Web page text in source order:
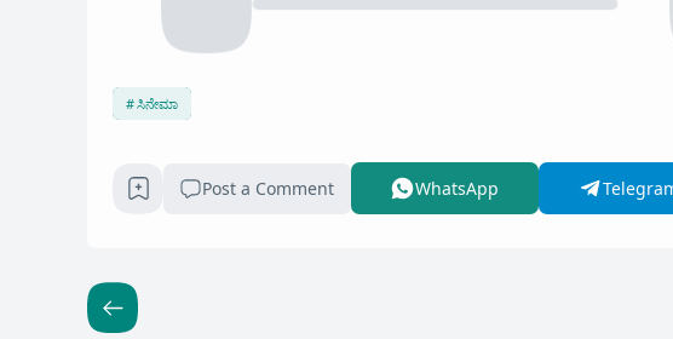
ಸಿನೇಮಾ
Post a Comment WhatsApp